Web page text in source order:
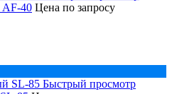
AF-40 Цена по запросу
Быстрый просмотр